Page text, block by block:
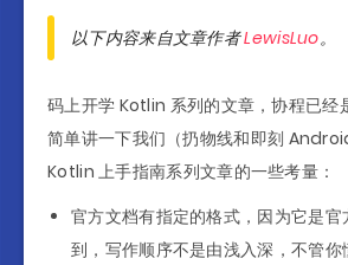
以下内容来自文章作者LewisLuo。
码上开学 Kotlin 系列的文章，协程已经
简单讲一下我们（扔物线和即刻
Kotlin 上手指南系列文章的一些考量：
官方文档有指定的格式，因为它是
到，写作顺序不是由浅入深，不管